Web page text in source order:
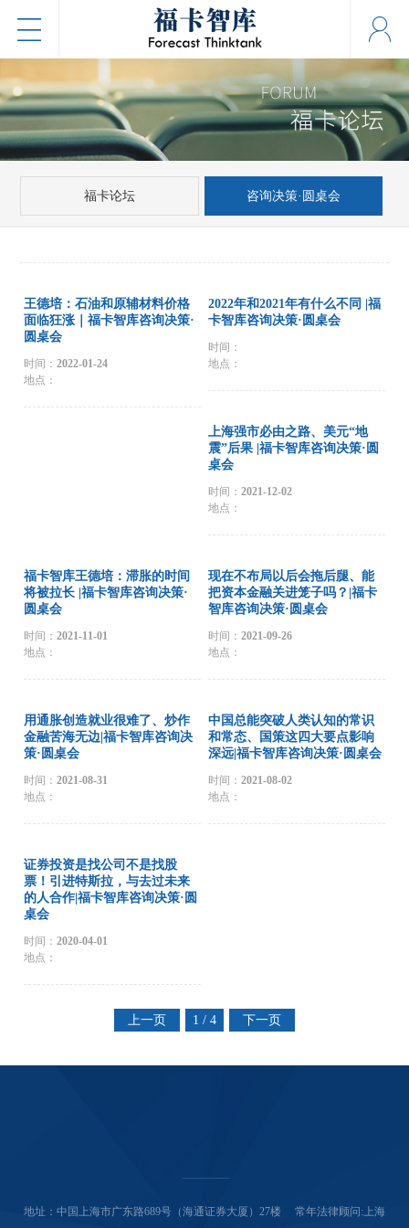
福卡论坛 咨询决策·圆桌会
王德培：石油和原辅材料价格
面临狂涨｜福卡智库咨询决策·
圆桌会
时间：2022-01-24
地点：
2022年和2021年有什么不同 |福
卡智库咨询决策·圆桌会
时间：
地点：
上海强市必由之路、美元“地
震”后果 |福卡智库咨询决策·圆
桌会
时间： 2021-12-02
地点：
福卡智库王德培：滞胀的时间
将被拉长 |福卡智库咨询决策·
圆桌会
时间：2021-11-01
地点：
现在不布局以后会拖后腿、能
把资本金融关进笼子吗？|福卡
智库咨询决策·圆桌会
时间： 2021-09-26
地点：
用通胀创造就业很难了、炒作
金融苦海无边|福卡智库咨询决
策·圆桌会
时间：2021-08-31
地点：
中国总能突破人类认知的常识
和常态、国策这四大要点影响
深远|福卡智库咨询决策·圆桌会
时间： 2021-08-02
地点：
证券投资是找公司不是找股
票！引进特斯拉，与去过未来
的人合作|福卡智库咨询决策·圆
桌会
时间：2020-04-01
地点：
上一页 1 / 4 下一页
地址：中国上海市广东路689号（海通证券大厦）27楼 常年法律顾问:上海